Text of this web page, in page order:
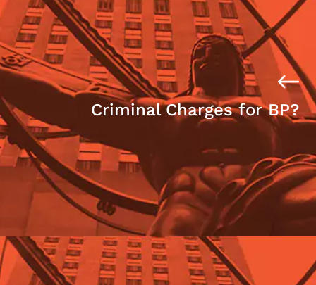
Criminal Charges for BP?